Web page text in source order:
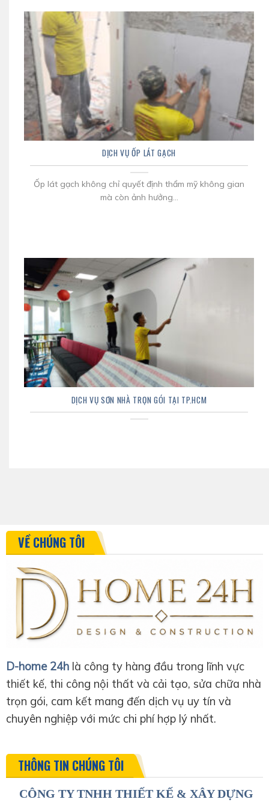
DỊCH VỤ ỐP LÁT GẠCH
Ốp lát gạch không chỉ quyết định thẩm mỹ không gian
mà còn ảnh hưởng...
DỊCH VỤ SƠN NHÀ TRỌN GÓI TẠI TP.HCM
VỀ CHÚNG TÔI
D-home 24h là công ty hàng đầu trong lĩnh vực
thiết kế, thi công nội thất và cải tạo, sửa chữa nhà
trọn gói, cam kết mang đến dịch vụ uy tín và
chuyên nghiệp với mức chi phí hợp lý nhất.
THÔNG TIN CHÚNG TÔI
CÔNG TY TNHH THIẾT KẾ & XÂY DỰNG